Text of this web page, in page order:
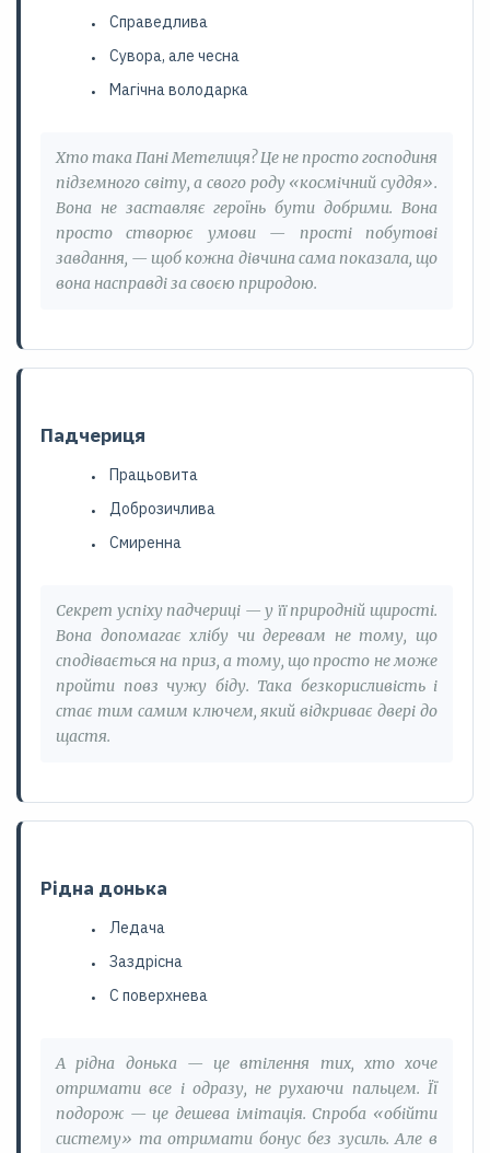
Справедлива
Сувора, але чесна
Магічна володарка
Хто така Пані Метелиця? Це не просто господиня
підземного світу, а свого роду «космічний суддя».
Вона не заставляє героїнь бути добрими. Вона
просто створює умови — прості побутові
завдання, — щоб кожна дівчина сама показала, що
вона насправді за своєю природою.
Падчериця
Працьовита
Доброзичлива
Смиренна
Секрет успіху падчериці — у її природній щирості.
Вона допомагає хлібу чи деревам не тому, що
сподівається на приз, а тому, що просто не може
пройти повз чужу біду. Така безкорисливість і
стає тим самим ключем, який відкриває двері до
щастя.
Рідна донька
Ледача
Заздрісна
С поверхнева
А рідна донька — це втілення тих, хто хоче
отримати все і одразу, не рухаючи пальцем. Її
подорож — це дешева імітація. Спроба «обійти
систему» та отримати бонус без зусиль. Але в